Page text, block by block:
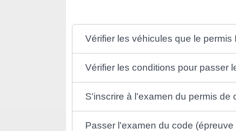
Vérifier les véhicules que le permis
Vérifier les conditions pour passer
S'inscrire à l'examen du permis de
Passer l'examen du code (épreuve